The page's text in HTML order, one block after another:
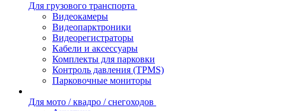
Для грузового транспорта
Видеокамеры
Видеопарктроники
Видеорегистраторы
Кабели и аксессуары
Комплекты для парковки
Контроль давления (TPMS)
Парковочные мониторы
Для мото / квадро / снегоходов